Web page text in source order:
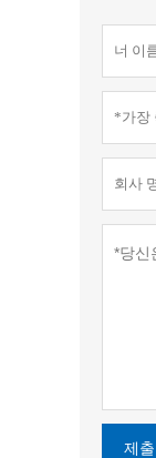
제출